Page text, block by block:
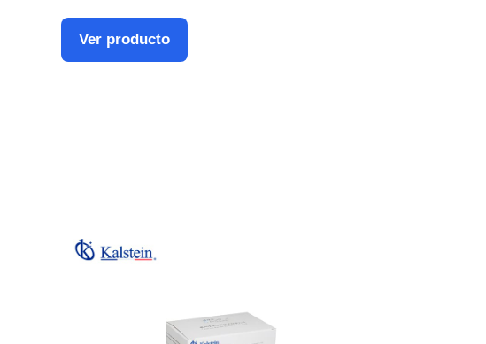
Ver producto